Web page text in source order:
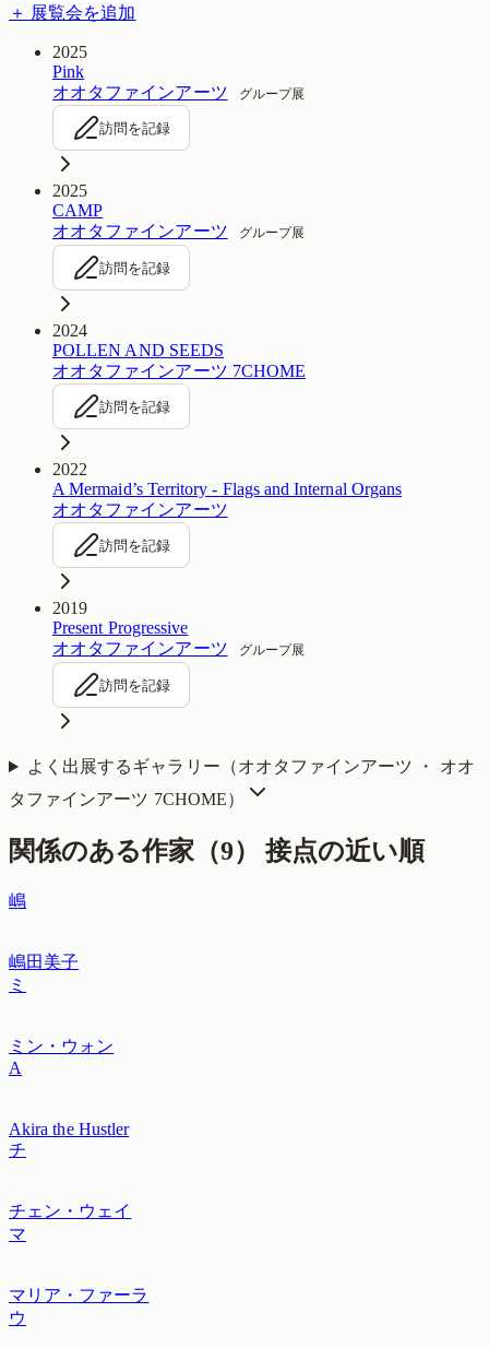
＋ 展覧会を追加
2025
Pink
オオタファインアーツ
グループ展
訪問を記録
2025
CAMP
オオタファインアーツ
グループ展
訪問を記録
2024
POLLEN AND SEEDS
オオタファインアーツ 7CHOME
訪問を記録
2022
A Mermaid’s Territory - Flags and Internal Organs
オオタファインアーツ
訪問を記録
2019
Present Progressive
オオタファインアーツ
グループ展
訪問を記録
よく出展するギャラリー（オオタファインアーツ ・ オオ
タファインアーツ 7CHOME）
関係のある作家（9） 接点の近い順
嶋
嶋田美子
ミ
ミン・ウォン
A
Akira the Hustler
チ
チェン・ウェイ
マ
マリア・ファーラ
ウ